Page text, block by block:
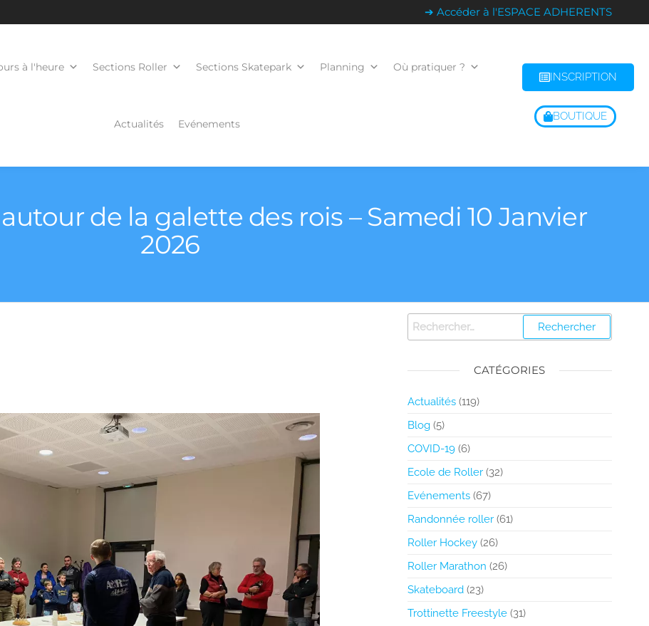
➔ Accéder à l'ESPACE ADHERENTS
à l'heure Sections Roller Sections Skatepark Planning Où pratiquer ?
Actualités Evénements
INSCRIPTION
BOUTIQUE
de la galette des rois – Samedi 10 Janvier
2026
CATÉGORIES
Actualités(119)
Blog(5)
COVID-19(6)
Ecole de Roller(32)
Evénements(67)
Randonnée roller(61)
Roller Hockey(26)
Roller Marathon (26)
Skateboard(23)
Trottinette Freestyle(31)